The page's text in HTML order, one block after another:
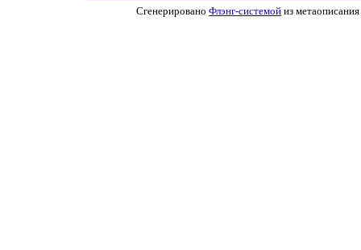
Сгенерировано Флэнг-системой из